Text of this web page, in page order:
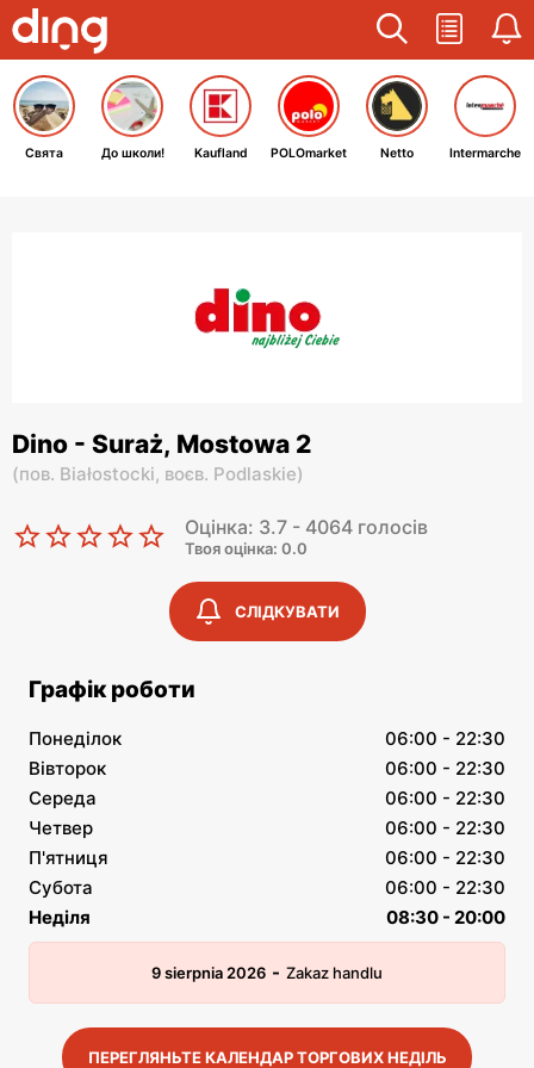
Свята До школи! Kaufland POLOmarket Netto Intermarche
Dino - Suraż, Mostowa 2
(пов. Białostocki, воєв. Podlaskie)
Оцінка: 3.7 - 4064 голосів
Твоя оцінка: 0.0
СЛІДКУВАТИ
Графік роботи
Понеділок
06:00 - 22:30
Вівторок
06:00 - 22:30
Середа
06:00 - 22:30
Четвер
06:00 - 22:30
П'ятниця
06:00 - 22:30
Субота
06:00 - 22:30
Неділя
08:30 - 20:00
9 sierpnia 2026 - Zakaz handlu
ПЕРЕГЛЯНЬТЕ КАЛЕНДАР ТОРГОВИХ НЕДІЛЬ